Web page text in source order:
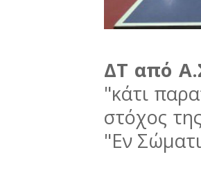
ΔΤ από
"κάτι
στόχος
"Εν